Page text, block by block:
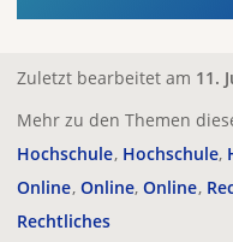
Zuletzt bearbeitet am 11.
Mehr zu den Themen
Hochschule Hochschule
Online Online Online
Rechtliches